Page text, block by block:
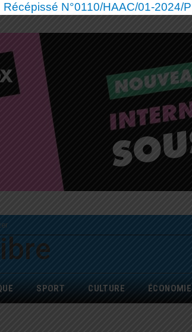
Récépissé N°0110/HAAC/01-2024/
SPORT CULTURE ÉCONOMIE